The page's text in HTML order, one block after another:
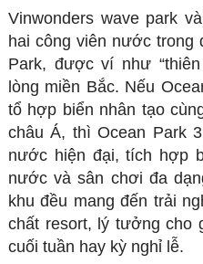
Vinwonders wave park
hai công viên nước trong
Park, được ví như
lòng miền Bắc. Nếu
tổ hợp biển nhân tạo
châu Á, thì Ocean Park
nước hiện đại, tích hợp
nước và sân chơi đa
khu đều mang đến trải
chất resort, lý tưởng cho
cuối tuần hay kỳ nghỉ lễ.